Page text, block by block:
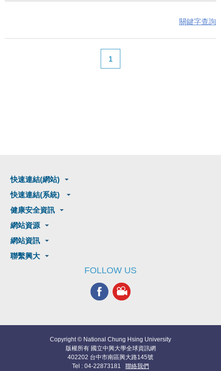
關鍵字查詢
1
快速連結(網站)
快速連結(系統)
健康安全資訊
網站資源
網站資訊
聯繫興大
FOLLOW US
Copyright © National Chung Hsing University
版權所有 國立中興大學全球資訊網
402202 台中市南區興大路145號
Tel : 04-22873181 聯絡我們